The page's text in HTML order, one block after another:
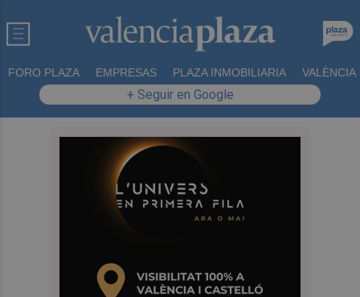
FORO PLAZA EMPRESAS PLAZA INMOBILIARIA VALÈNCIA
+ Seguir en Google